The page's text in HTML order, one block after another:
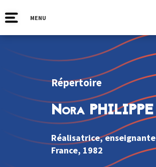
MENU
Répertoire
Nora PHILIPPE
Réalisatrice, enseignante
France, 1982